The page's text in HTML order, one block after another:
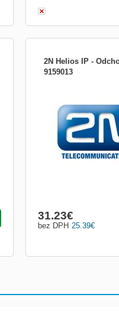
2N Helios IP -
9159013
25.39€
bez DPH
31.23€